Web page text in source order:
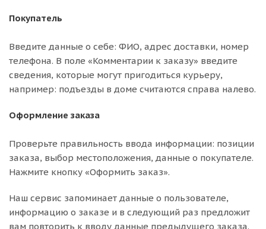
Покупатель
Введите данные о себе: ФИО, адрес доставки, номер
телефона. В поле «Комментарии к заказу» введите
сведения, которые могут пригодиться курьеру,
например: подъезды в доме считаются справа налево.
Оформление заказа
Проверьте правильность ввода информации: позиции
заказа, выбор местоположения, данные о покупателе.
Нажмите кнопку «Оформить заказ».
Наш сервис запоминает данные о пользователе,
информацию о заказе и в следующий раз предложит
вам повторить к вводу данные предыдущего заказа.